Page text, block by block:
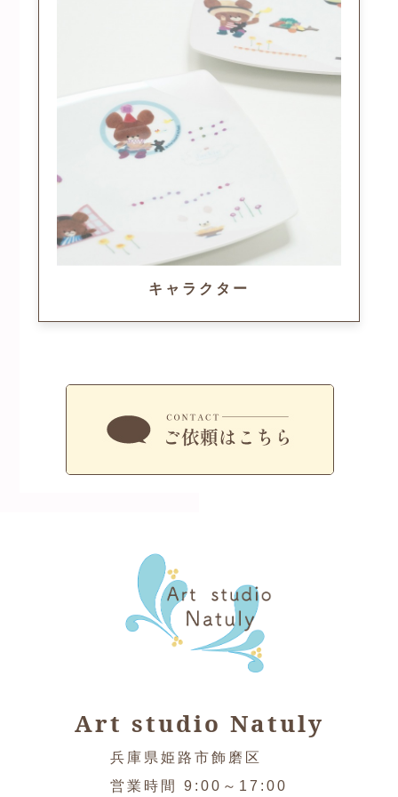
キャラクター
Art studio Natuly
兵庫県姫路市飾磨区
営業時間 9:00～17:00